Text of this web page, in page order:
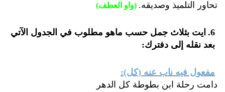
تحاور التلميذ وصديقه.
)واو العطف(
.6 ايت بثلاث جمل حسب ماهو مطلوب في الجدول الآتي
بعد نقله إلى دفترك:
مفعول فيه ناب عنه (كل):
دامت رحلة ابن بطوطة كل الدهر